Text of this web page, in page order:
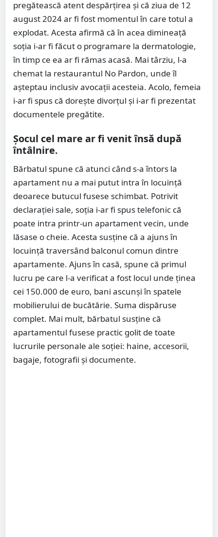
pregătească atent despărțirea și că ziua de 12
august 2024 ar fi fost momentul în care totul a
explodat. Acesta afirmă că în acea dimineață
soția i-ar fi făcut o programare la dermatologie,
în timp ce ea ar fi rămas acasă. Mai târziu, l-a
chemat la restaurantul No Pardon, unde îl
așteptau inclusiv avocații acesteia. Acolo, femeia
i-ar fi spus că dorește divorțul și i-ar fi prezentat
documentele pregătite.
Șocul cel mare ar fi venit însă după
întâlnire.
Bărbatul spune că atunci când s-a întors la
apartament nu a mai putut intra în locuință
deoarece butucul fusese schimbat. Potrivit
declarației sale, soția i-ar fi spus telefonic că
poate intra printr-un apartament vecin, unde
lăsase o cheie. Acesta susține că a ajuns în
locuință traversând balconul comun dintre
apartamente. Ajuns în casă, spune că primul
lucru pe care l-a verificat a fost locul unde ținea
cei 150.000 de euro, bani ascunși în spatele
mobilierului de bucătărie. Suma dispăruse
complet. Mai mult, bărbatul susține că
apartamentul fusese practic golit de toate
lucrurile personale ale soției: haine, accesorii,
bagaje, fotografii și documente.